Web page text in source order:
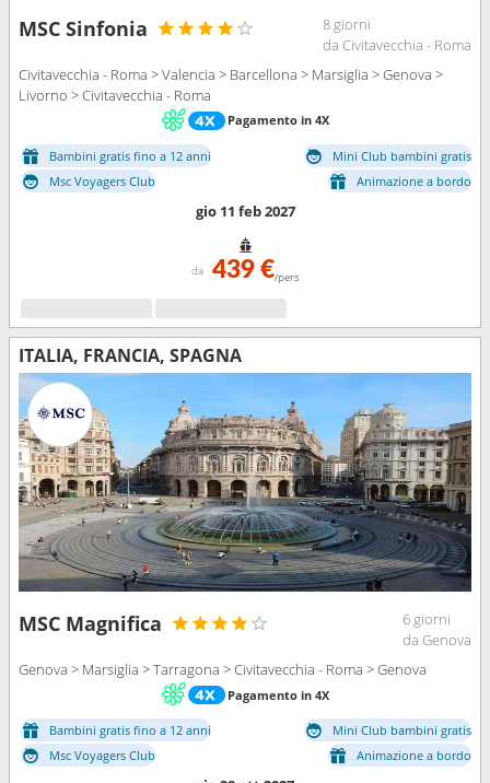
MSC Sinfonia
8 giorni
da Civitavecchia - Roma
Civitavecchia - Roma > Valencia > Barcellona > Marsiglia > Genova >
Livorno > Civitavecchia - Roma
Pagamento in 4X
Bambini gratis fino a 12 anni
Mini Club bambini gratis
Msc Voyagers Club
Animazione a bordo
gio 11 feb 2027
da 439 €/pers
ITALIA, FRANCIA, SPAGNA
MSC Magnifica
6 giorni
da Genova
Genova > Marsiglia > Tarragona > Civitavecchia - Roma > Genova
Pagamento in 4X
Bambini gratis fino a 12 anni
Mini Club bambini gratis
Msc Voyagers Club
Animazione a bordo